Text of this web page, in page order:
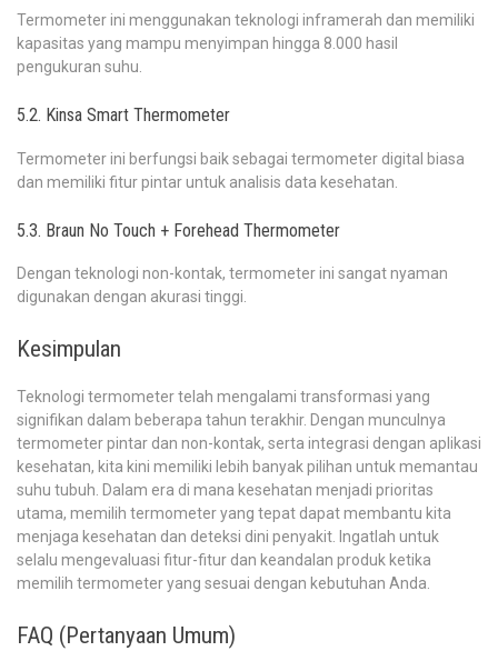
Termometer ini menggunakan teknologi inframerah dan memiliki
kapasitas yang mampu menyimpan hingga 8.000 hasil
pengukuran suhu.
5.2. Kinsa Smart Thermometer
Termometer ini berfungsi baik sebagai termometer digital biasa
dan memiliki fitur pintar untuk analisis data kesehatan.
5.3. Braun No Touch + Forehead Thermometer
Dengan teknologi non-kontak, termometer ini sangat nyaman
digunakan dengan akurasi tinggi.
Kesimpulan
Teknologi termometer telah mengalami transformasi yang
signifikan dalam beberapa tahun terakhir. Dengan munculnya
termometer pintar dan non-kontak, serta integrasi dengan aplikasi
kesehatan, kita kini memiliki lebih banyak pilihan untuk memantau
suhu tubuh. Dalam era di mana kesehatan menjadi prioritas
utama, memilih termometer yang tepat dapat membantu kita
menjaga kesehatan dan deteksi dini penyakit. Ingatlah untuk
selalu mengevaluasi fitur-fitur dan keandalan produk ketika
memilih termometer yang sesuai dengan kebutuhan Anda.
FAQ (Pertanyaan Umum)